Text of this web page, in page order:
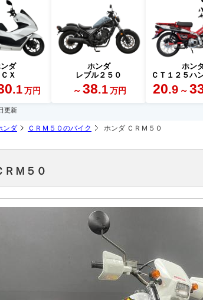
ダ
Ｘ
.1 万円
ホンダ
レブル２５０
～ 38.1 万円
ホン
ＣＴ１２５ハ
20.9 ～
更新
ンダ ＣＲＭ５０のバイク ホンダ ＣＲＭ５０
ＲＭ５０